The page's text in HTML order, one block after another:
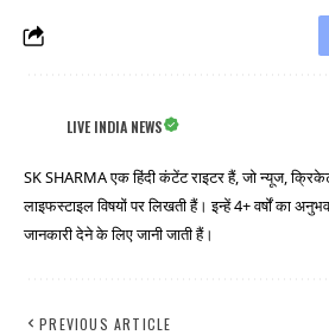
LIVE INDIA NEWS
SK SHARMA एक हिंदी कंटेंट राइटर हैं, जो न्यूज,
लाइफस्टाइल विषयों पर लिखती हैं। इन्हें 4+ वर्षों का
जानकारी देने के लिए जानी जाती हैं।
PREVIOUS ARTICLE